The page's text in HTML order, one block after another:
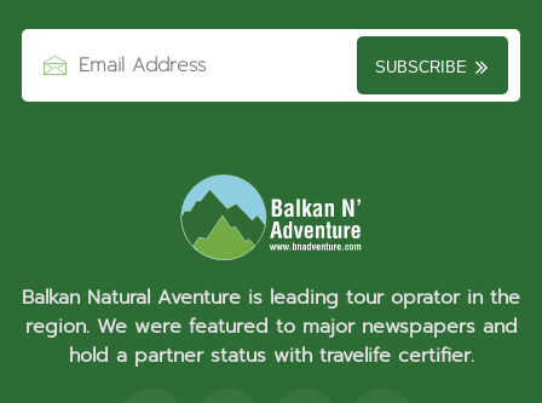
SUBSCRIBE
Balkan Natural Aventure is leading tour oprator in the
region. We were featured to major newspapers and
hold a partner status with travelife certifier.